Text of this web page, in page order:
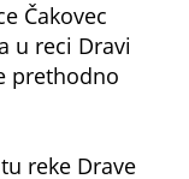
Čakovec
u reci Dravi
prethodno
reke Drave